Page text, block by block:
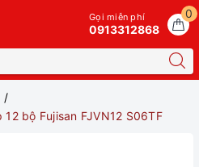
0
Gọi miễn phí
0913312868
bộ Fujisan FJVN12 S06TF